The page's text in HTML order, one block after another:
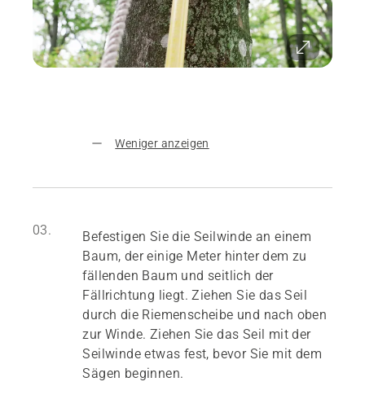
Weniger anzeigen
03.
Befestigen Sie die Seilwinde an einem
Baum, der einige Meter hinter dem zu
fällenden Baum und seitlich der
Fällrichtung liegt. Ziehen Sie das Seil
durch die Riemenscheibe und nach oben
zur Winde. Ziehen Sie das Seil mit der
Seilwinde etwas fest, bevor Sie mit dem
Sägen beginnen.